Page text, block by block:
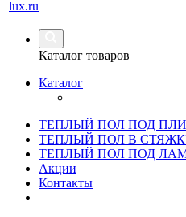
Каталог товаров
Каталог
ТЕПЛЫЙ ПОЛ ПОД
ТЕПЛЫЙ ПОЛ В
ТЕПЛЫЙ ПОЛ ПОД
Акции
Контакты